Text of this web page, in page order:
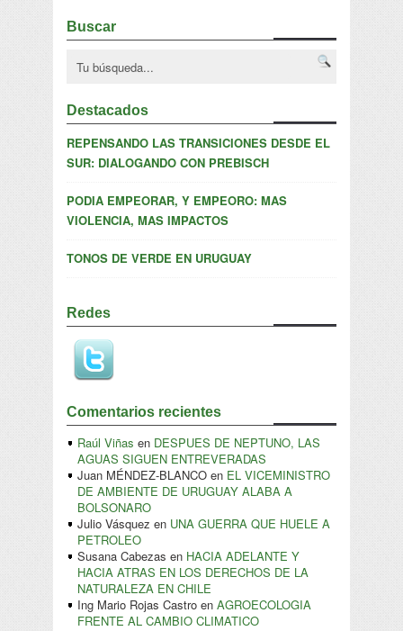
Buscar
Destacados
REPENSANDO LAS TRANSICIONES DESDE EL
SUR: DIALOGANDO CON PREBISCH
PODIA EMPEORAR, Y EMPEORO: MAS
VIOLENCIA, MAS IMPACTOS
TONOS DE VERDE EN URUGUAY
Redes
Comentarios recientes
Raúl Viñas en DESPUES DE NEPTUNO, LAS
AGUAS SIGUEN ENTREVERADAS
Juan MÉNDEZ-BLANCO en EL VICEMINISTRO
DE AMBIENTE DE URUGUAY ALABA A
BOLSONARO
Julio Vásquez en UNA GUERRA QUE HUELE A
PETROLEO
Susana Cabezas en HACIA ADELANTE Y
HACIA ATRAS EN LOS DERECHOS DE LA
NATURALEZA EN CHILE
Ing Mario Rojas Castro en AGROECOLOGIA
FRENTE AL CAMBIO CLIMATICO